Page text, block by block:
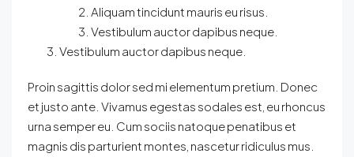
Aliquam tincidunt mauris eu risus.
Vestibulum auctor dapibus neque.
Vestibulum auctor dapibus neque.
Proin sagittis dolor sed mi elementum pretium. Donec
et justo ante. Vivamus egestas sodales est, eu rhoncus
urna semper eu. Cum sociis natoque penatibus et
magnis dis parturient montes, nascetur ridiculus mus.